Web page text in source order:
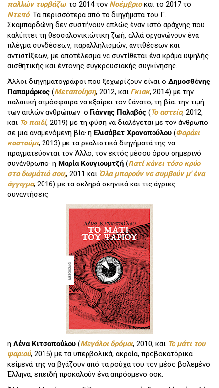
πολλών τυρβάζω, το 2014 τον Νοέμβριοκαι το 2017 το
Ντεπό. Τα περισσότερα από τα διηγήματα του Γ.
Σκαμπαρδώνη δεν συστήνουν απλώς έναν ιστό αράχνης που
καλύπτει τη θεσσαλονικιώτικη ζωή, αλλά οργανώνουν ένα
πλέγμα συνδέσεων, παραλληλισμών, αντιθέσεων και
αντιστίξεων, με αποτέλεσμα να συντίθεται ένα κράμα υψηλής
αισθητικής και έντονης συγκρουσιακής συγκίνησης.
Άλλοι διηγηματογράφοι που ξεχωρίζουν είναι ο Δημοσθένης
Παπαμάρκος (Μεταποίηση, 2012, και Γκιακ, 2014) με την
παλαιική ατμόσφαιρα να εξαίρει τον θάνατο, τη βία, την τιμή
των απλών ανθρώπων· ο Γιάννης Παλαβός (Το αστείο, 2012,
και Το παιδί, 2019) με τη φύση να διαλέγεται με τον άνθρωπο
σε μια αναμενόμενη βία· η Ελισάβετ Χρονοπούλου (Φοράει
κοστούμι, 2013) με τα ρεαλιστικά διηγήματά της να
πραγματεύονται τον Άλλο, τον εκτός μέσου όρου σημερινό
συνάνθρωπο· η Μαρία Κουγιουμτζή (Γιατί κάνει τόσο κρύο
στο δωμάτιό σου;, 2011 και Όλα μπορούν να συμβούν μ' ένα
άγγιγμα, 2016) με τα σκληρά σκηνικά και τις άγριες
συναντήσεις·
η Λένα Κιτσοπούλου (Μεγάλοι δρόμοι, 2010, και Το μάτι του
ψαριού, 2015) με τα υπερβολικά, ακραία, προβοκατόρικα
κείμενά της να βγάζουν από τα ρούχα του τον μέσο βολεμένο
Έλληνα, επειδή προκαλούν ένα απρόσμενο σοκ.